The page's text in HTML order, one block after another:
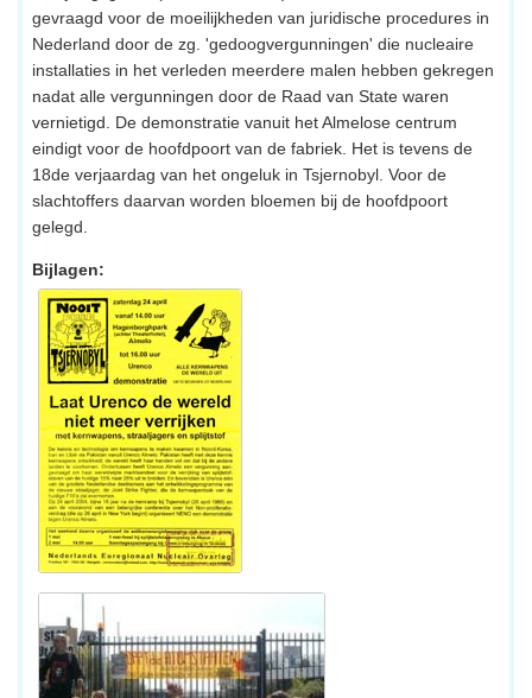
gevraagd voor de moeilijkheden van juridische procedures in
Nederland door de zg. 'gedoogvergunningen' die nucleaire
installaties in het verleden meerdere malen hebben gekregen
nadat alle vergunningen door de Raad van State waren
vernietigd. De demonstratie vanuit het Almelose centrum
eindigt voor de hoofdpoort van de fabriek. Het is tevens de
18de verjaardag van het ongeluk in Tsjernobyl. Voor de
slachtoffers daarvan worden bloemen bij de hoofdpoort
gelegd.
Bijlagen: